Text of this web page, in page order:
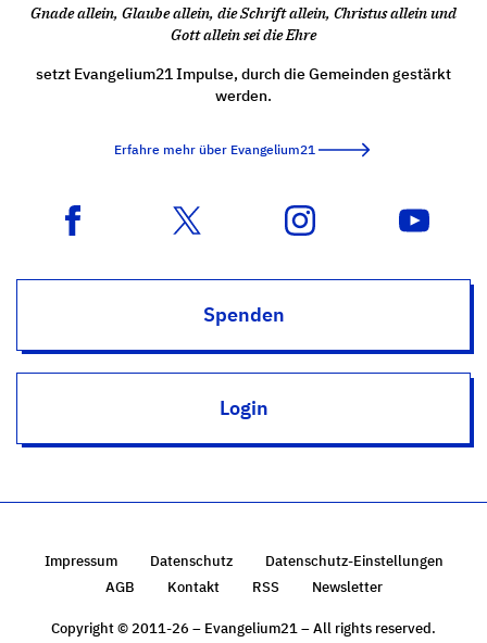
Gnade allein, Glaube allein, die Schrift allein, Christus allein und
Gott allein sei die Ehre
setzt Evangelium21 Impulse, durch die Gemeinden gestärkt
werden.
Erfahre mehr über Evangelium21
Spenden
Login
Impressum Datenschutz
Datenschutz-Einstellungen
AGB
Kontakt RSS Newsletter
Copyright © 2011-26 – Evangelium21 – All rights reserved.